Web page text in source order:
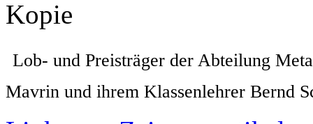
Lob- und Preisträger der Abteilung
Mavrin und ihrem Klassenlehrer Bernd